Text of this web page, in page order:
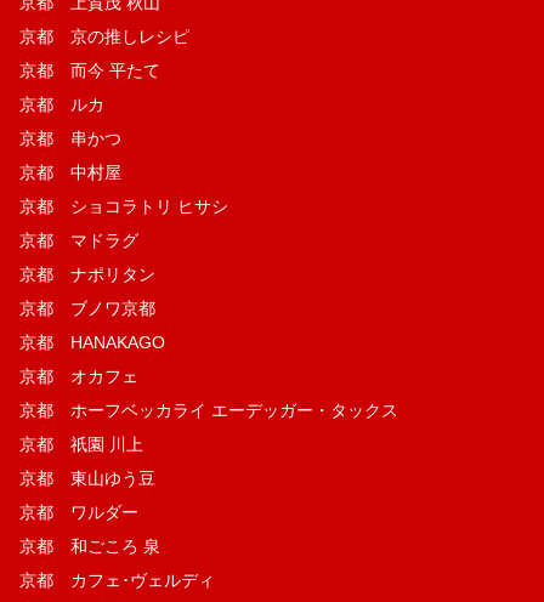
京都 京の推しレシピ
京都 而今 平たて
京都 ルカ
京都 串かつ
京都 中村屋
京都 ショコラトリ ヒサシ
京都 マドラグ
京都 ナポリタン
京都 ブノワ京都
京都 HANAKAGO
京都 オカフェ
京都 ホーフベッカライ エーデッガー・タックス
京都 祇園 川上
京都 東山ゆう豆
京都 ワルダー
京都 和ごころ 泉
京都 カフェ･ヴェルディ